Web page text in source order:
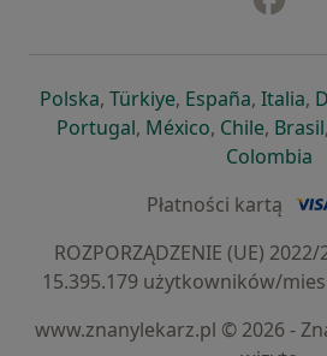
Polskaotwiera się w nowej
, Türkiyeotwiera się w
, Españaotwiera
, Italia,
Portugalotwiera się w nowej
, Méxicootwiera się
, Chile, Brasil,
Colombia
Płatności kartą
ROZPORZĄDZENIE (UE)
15.395.179 użytkowników/
www.znanylekarz.pl © 2026 -